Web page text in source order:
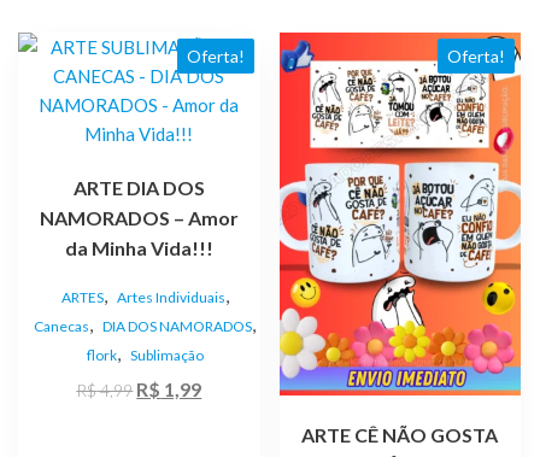
Oferta!
ARTE DIA DOS
NAMORADOS – Amor
da Minha Vida!!!
ARTES, Artes Individuais,
Canecas, DIA DOS NAMORADOS,
flork, Sublimação
R$4,99 O
R$ 1,99O
Oferta!
ARTE CÊ NÃO GOSTA